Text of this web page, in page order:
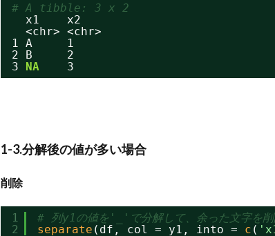
# A tibble: 3 x 2
x1    x2
<chr> <chr>
1 A     1
2 B     2
3 NA 3
1-3.分解後の値が多い場合
削除
1
2
# 列y1の値を'_'で分解して、余った文字を削
separate (df, col = y1, into = c (